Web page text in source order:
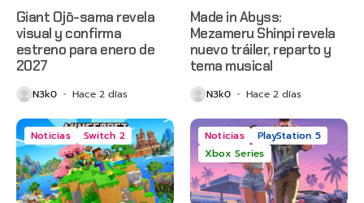
Giant Ojō-sama revela
visual y confirma
estreno para enero de
2027
N3k0 Hace 2 días
Made in Abyss:
Mezameru Shinpi revela
nuevo tráiler, reparto y
tema musical
N3k0 Hace 2 días
Noticias Switch 2 Noticias
PlayStation 5
Xbox Series